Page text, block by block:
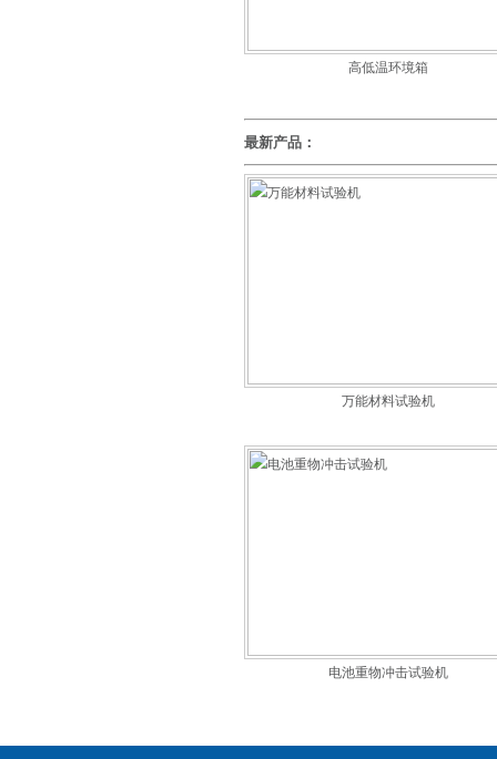
高低温环境箱
最新产品：
万能材料试验机
电池重物冲击试验机